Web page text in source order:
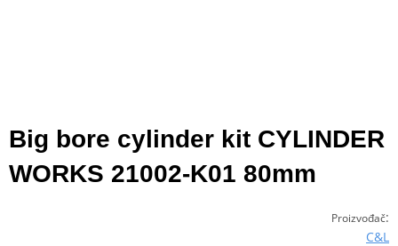
Big bore cylinder kit CYLINDER
WORKS 21002-K01 80mm
Proizvođač:
C&L